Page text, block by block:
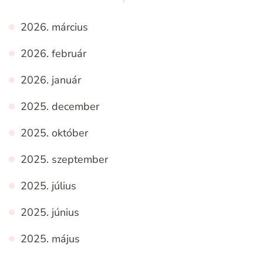
2026. március
2026. február
2026. január
2025. december
2025. október
2025. szeptember
2025. július
2025. június
2025. május